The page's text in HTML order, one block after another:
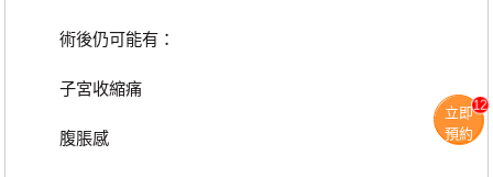
術後仍可能有：
子宮收縮痛
腹脹感
立即
預約
12